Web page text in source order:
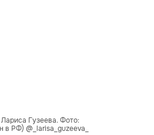
Гузеева. Фото:
РФ) @_larisa_guzeeva_